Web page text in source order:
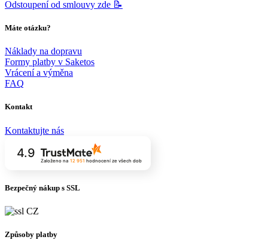
Odstoupení od smlouvy zde 📝
Máte otázku?
Náklady na dopravu
Formy platby v Saketos
Vrácení a výměna
FAQ
Kontakt
Kontaktujte nás
4.9
Založeno na 12 951 hodnocení ze všech dob
Bezpečný nákup s SSL
Způsoby platby